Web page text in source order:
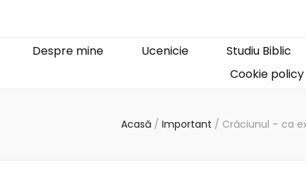
Despre mine Ucenicie Studiu Biblic
Cookie policy
Acasă / Important / Crăciunul – ca